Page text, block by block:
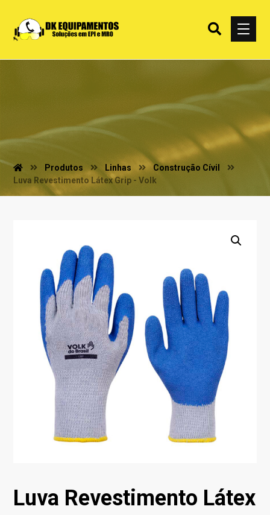
Produtos Linhas
Construção Cívil
Luva Revestimento Látex Grip - Volk
Luva Revestimento Látex